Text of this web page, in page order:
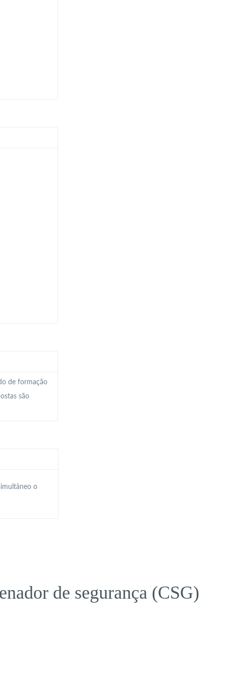
de formação
são
o
de segurança (CSG)